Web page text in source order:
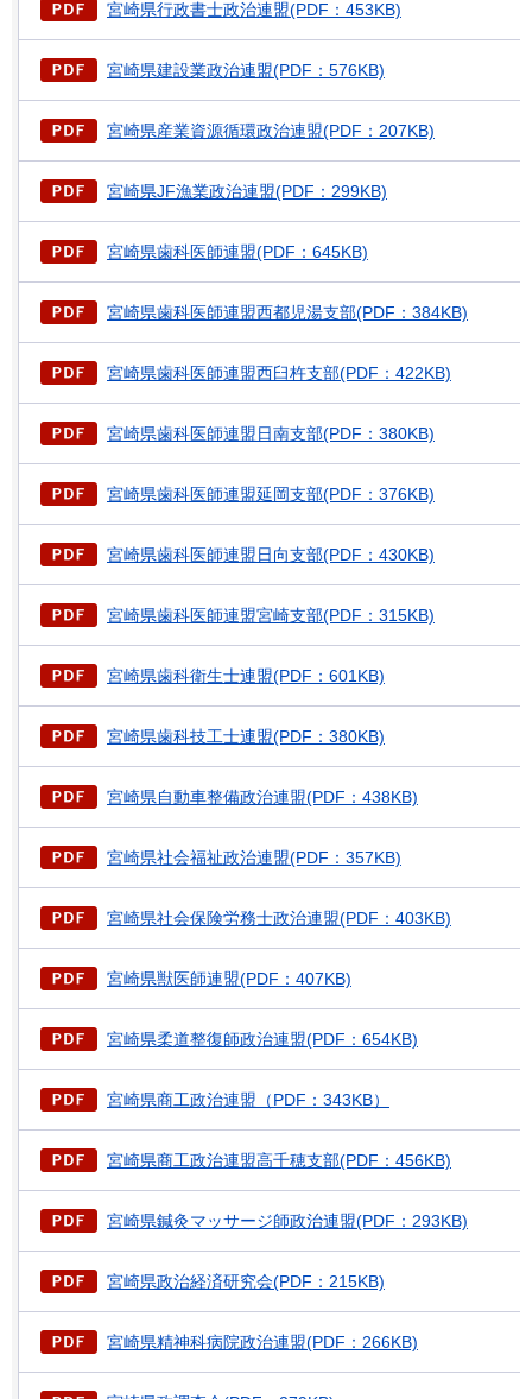
宮崎県行政書士政治連盟(PDF：453KB)
宮崎県建設業政治連盟(PDF：576KB)
宮崎県産業資源循環政治連盟(PDF：207KB)
宮崎県JF漁業政治連盟(PDF：299KB)
宮崎県歯科医師連盟(PDF：645KB)
宮崎県歯科医師連盟西都児湯支部(PDF：384KB)
宮崎県歯科医師連盟西臼杵支部(PDF：422KB)
宮崎県歯科医師連盟日南支部(PDF：380KB)
宮崎県歯科医師連盟延岡支部(PDF：376KB)
宮崎県歯科医師連盟日向支部(PDF：430KB)
宮崎県歯科医師連盟宮崎支部(PDF：315KB)
宮崎県歯科衛生士連盟(PDF：601KB)
宮崎県歯科技工士連盟(PDF：380KB)
宮崎県自動車整備政治連盟(PDF：438KB)
宮崎県社会福祉政治連盟(PDF：357KB)
宮崎県社会保険労務士政治連盟(PDF：403KB)
宮崎県獣医師連盟(PDF：407KB)
宮崎県柔道整復師政治連盟(PDF：654KB)
宮崎県商工政治連盟（PDF：343KB）
宮崎県商工政治連盟高千穂支部(PDF：456KB)
宮崎県鍼灸マッサージ師政治連盟(PDF：293KB)
宮崎県政治経済研究会(PDF：215KB)
宮崎県精神科病院政治連盟(PDF：266KB)